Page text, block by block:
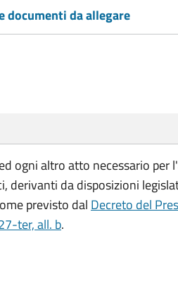
documenti da allegare
ogni altro atto necessario per
derivanti da disposizioni
previsto dal Decreto del
ter, all. b.